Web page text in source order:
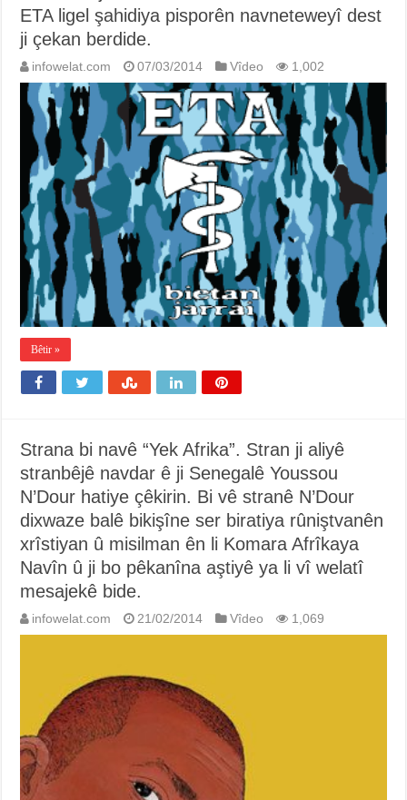
ETA ligel şahidiya pisporên navneteweyî dest
ji çekan berdide.
infowelat.com 07/03/2014 Vîdeo 1,002
Bêtir »
Strana bi navê “Yek Afrika”. Stran ji aliyê
stranbêjê navdar ê ji Senegalê Youssou
N’Dour hatiye çêkirin. Bi vê stranê N’Dour
dixwaze balê bikişîne ser biratiya rûniştvanên
xrîstiyan û misilman ên li Komara Afrîkaya
Navîn û ji bo pêkanîna aştiyê ya li vî welatî
mesajekê bide.
infowelat.com 21/02/2014 Vîdeo 1,069